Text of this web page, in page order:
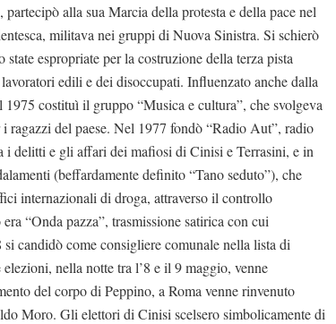
alla sua Marcia della protesta e della pace nel
militava nei gruppi di Nuova Sinistra. Si schierò
espropriate per la costruzione della terza pista
edili e dei disoccupati. Influenzato anche dalla
costituì il gruppo “Musica e cultura”, che svolgeva
del paese. Nel 1977 fondò “Radio Aut”, radio
i delitti e gli affari dei mafiosi di Cinisi e Terrasini, e in
(beffardamente definito “Tano seduto”), che
internazionali di droga, attraverso il controllo
“Onda pazza”, trasmissione satirica con cui
candidò come consigliere comunale nella lista di
nella notte tra l’8 e il 9 maggio, venne
del corpo di Peppino, a Roma venne rinvenuto
Moro. Gli elettori di Cinisi scelsero simbolicamente di